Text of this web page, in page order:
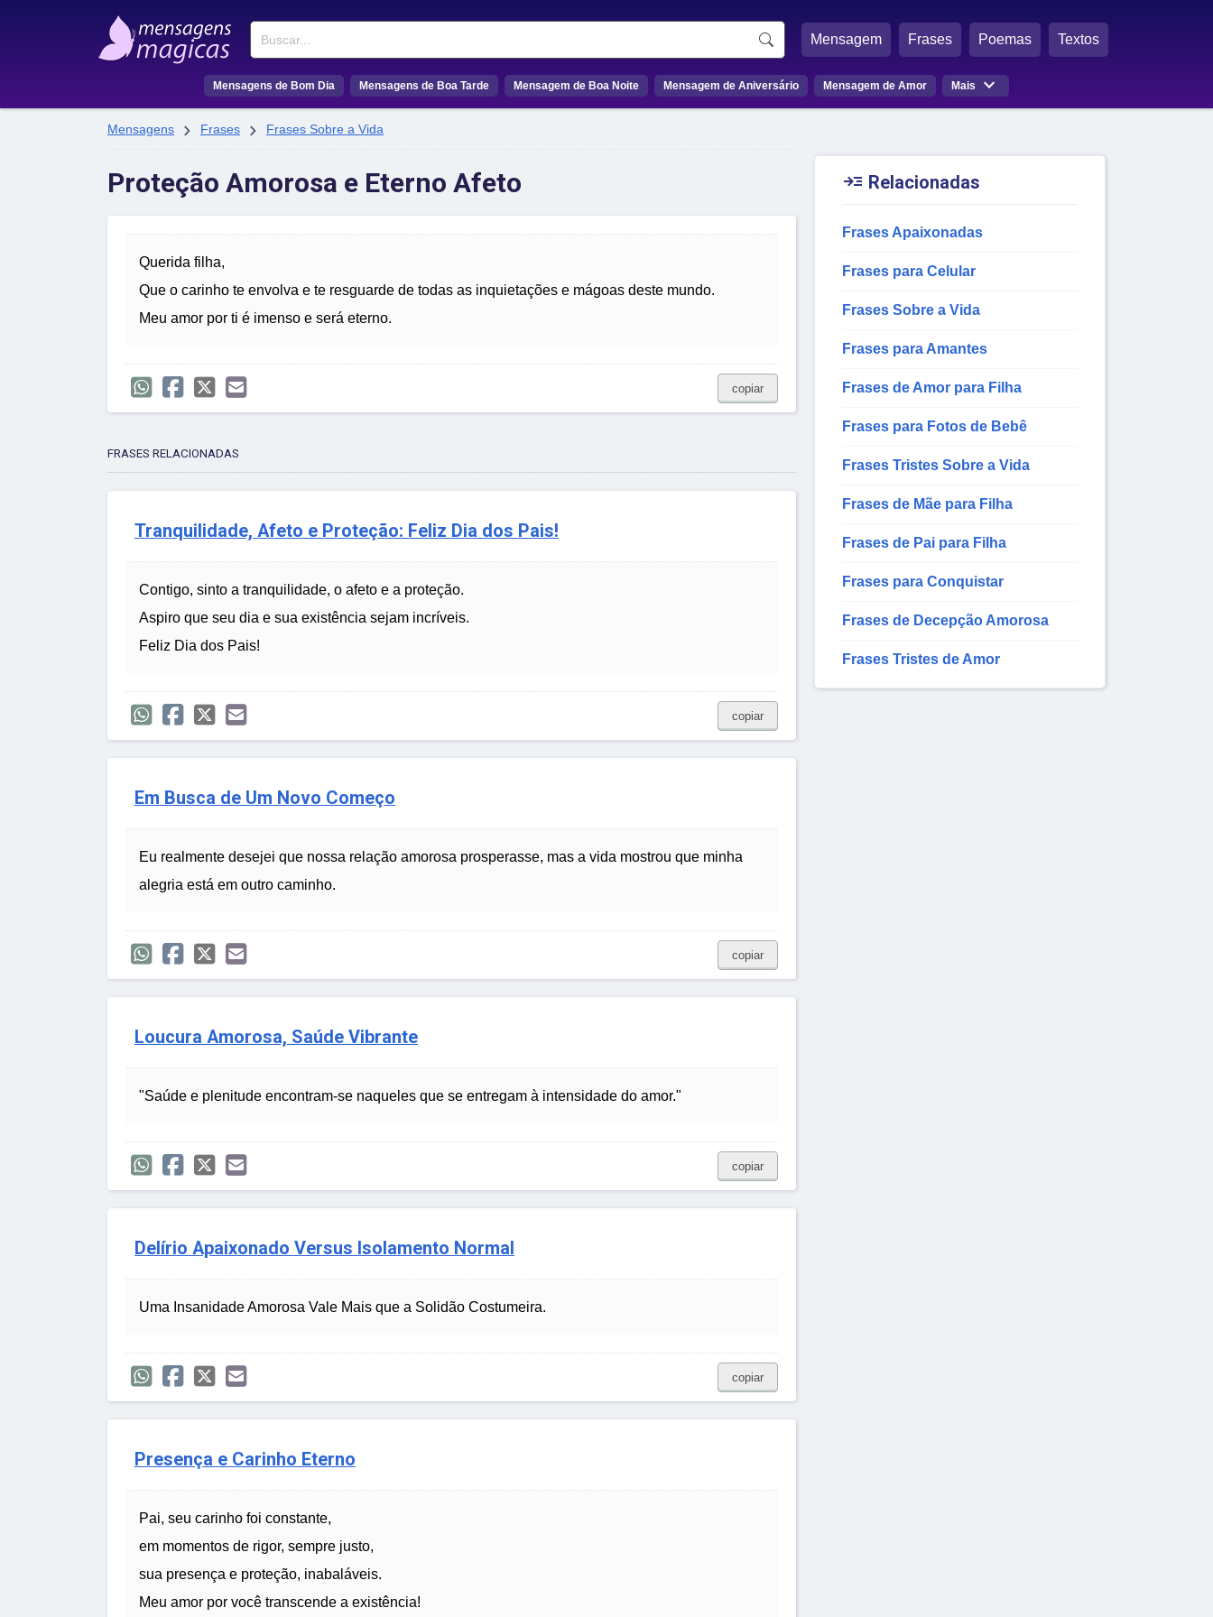
Buscar Mensagem Frases Poemas Textos
Mensagens de Bom Dia Mensagens de Boa Tarde Mensagem de Boa Noite Mensagem de Aniversário Mensagem de Amor Mais 
Mensagens  Frases  Frases Sobre a Vida
Proteção Amorosa e Eterno Afeto
Querida filha,
Que o carinho te envolva e te resguarde de todas as inquietações e mágoas deste mundo.
Meu amor por ti é imenso e será eterno.
copiar
FRASES RELACIONADAS
Tranquilidade, Afeto e Proteção: Feliz Dia dos Pais!
Contigo, sinto a tranquilidade, o afeto e a proteção.
Aspiro que seu dia e sua existência sejam incríveis.
Feliz Dia dos Pais!
copiar
Em Busca de Um Novo Começo
Eu realmente desejei que nossa relação amorosa prosperasse, mas a vida mostrou que minha
alegria está em outro caminho.
copiar
Loucura Amorosa, Saúde Vibrante
"Saúde e plenitude encontram-se naqueles que se entregam à intensidade do amor."
copiar
Delírio Apaixonado Versus Isolamento Normal
Uma Insanidade Amorosa Vale Mais que a Solidão Costumeira.
copiar
Presença e Carinho Eterno
Pai, seu carinho foi constante,
em momentos de rigor, sempre justo,
sua presença e proteção, inabaláveis.
Meu amor por você transcende a existência!
 Relacionadas
Frases Apaixonadas
Frases para Celular
Frases Sobre a Vida
Frases para Amantes
Frases de Amor para Filha
Frases para Fotos de Bebê
Frases Tristes Sobre a Vida
Frases de Mãe para Filha
Frases de Pai para Filha
Frases para Conquistar
Frases de Decepção Amorosa
Frases Tristes de Amor